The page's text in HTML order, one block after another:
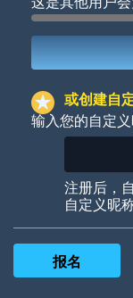
Woof
或创建自
输入您的自定
注册后，
自定义昵